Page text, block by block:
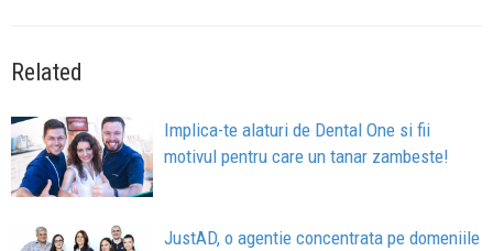
Related
Implica-te alaturi de Dental One si fii
motivul pentru care un tanar zambeste!
JustAD, o agentie concentrata pe domeniile